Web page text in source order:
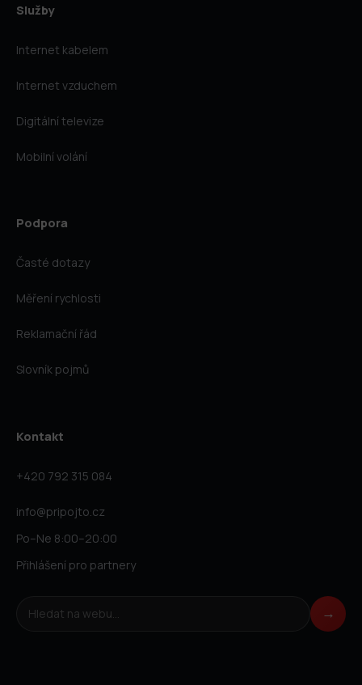
Služby
Internet kabelem
Internet vzduchem
Digitální televize
Mobilní volání
Podpora
Časté dotazy
Měření rychlosti
Reklamační řád
Slovník pojmů
Kontakt
+420 792 315 084
info@pripojto.cz
Po–Ne 8:00–20:00
Přihlášení pro partnery
Hledat na webu →